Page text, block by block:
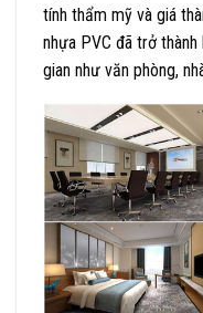
tính thẩm mỹ và giá
nhựa PVC đã trở
gian như văn phòng,